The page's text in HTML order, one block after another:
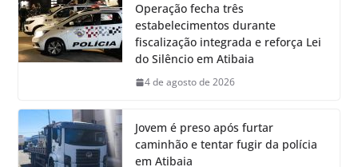
Operação fecha três
estabelecimentos durante
fiscalização integrada e reforça Lei
do Silêncio em Atibaia
4 de agosto de 2026
Jovem é preso após furtar
caminhão e tentar fugir da polícia
em Atibaia